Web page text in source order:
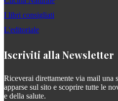
I libri consigliati
L'editoriale
Iscriviti alla Newsletter
Riceverai direttamente via mail una
apparse sul sito e scoprire tutte le
e della salute.